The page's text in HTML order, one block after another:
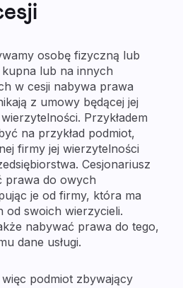
osobę fizyczną lub
lub na innych
w cesji nabywa prawa
z umowy będącej jej
Przykładem
na przykład podmiot,
firmy jej wierzytelności
Cesjonariusz
prawa do owych
je od firmy, która ma
od swoich wierzycieli.
nabywać prawa do tego,
dane usługi.
podmiot zbywający